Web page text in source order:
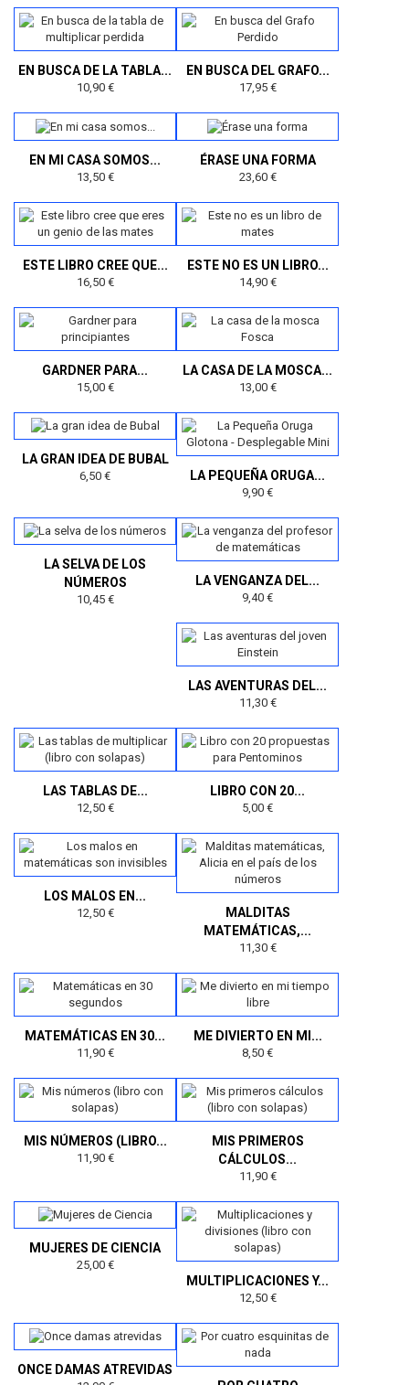
EN BUSCA DE LA TABLA...
10,90 €
EN BUSCA DEL GRAFO...
17,95 €
EN MI CASA SOMOS...
13,50 €
ÉRASE UNA FORMA
23,60 €
ESTE LIBRO CREE QUE...
16,50 €
ESTE NO ES UN LIBRO...
14,90 €
GARDNER PARA...
15,00 €
LA CASA DE LA MOSCA...
13,00 €
LA GRAN IDEA DE BUBAL
6,50 € LA PEQUEÑA ORUGA...
9,90 €
LA SELVA DE LOS
NÚMEROS
10,45 €
LA VENGANZA DEL...
9,40 €
LAS AVENTURAS DEL...
11,30 €
LAS TABLAS DE...
12,50 €
LIBRO CON 20...
5,00 €
LOS MALOS EN...
12,50 €
MALDITAS
MATEMÁTICAS,...
11,30 €
MATEMÁTICAS EN 30...
11,90 €
ME DIVIERTO EN MI...
8,50 €
MIS NÚMEROS (LIBRO...
11,90 €
MIS PRIMEROS
CÁLCULOS...
11,90 €
MUJERES DE CIENCIA
25,00 €
MULTIPLICACIONES Y...
12,50 €
ONCE DAMAS ATREVIDAS